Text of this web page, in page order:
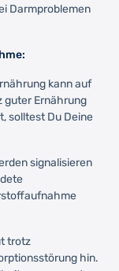
Darmproblemen
kann auf
guter Ernährung
solltest Du Deine
signalisieren
trotz
hin.